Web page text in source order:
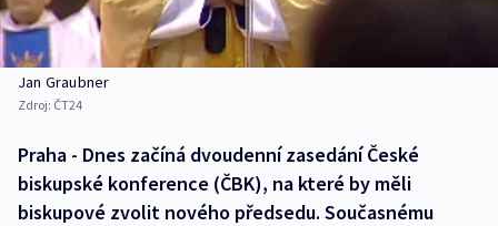
Jan Graubner
Zdroj: ČT24
Praha - Dnes začíná dvoudenní zasedání České
biskupské konference (ČBK), na které by měli
biskupové zvolit nového předsedu. Současnému